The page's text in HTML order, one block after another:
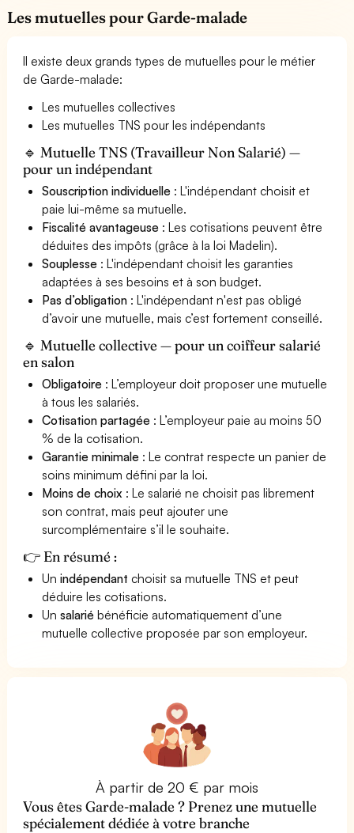
Les mutuelles pour Garde-malade
Il existe deux grands types de mutuelles pour le métier
de Garde-malade:
Les mutuelles collectives
Les mutuelles TNS pour les indépendants
🔹 Mutuelle TNS (Travailleur Non Salarié) —
pour un indépendant
Souscription individuelle : L'indépendant choisit et
paie lui-même sa mutuelle.
Fiscalité avantageuse : Les cotisations peuvent être
déduites des impôts (grâce à la loi Madelin).
Souplesse : L'indépendant choisit les garanties
adaptées à ses besoins et à son budget.
Pas d’obligation : L'indépendant n'est pas obligé
d’avoir une mutuelle, mais c’est fortement conseillé.
🔹 Mutuelle collective — pour un coiffeur salarié
en salon
Obligatoire : L’employeur doit proposer une mutuelle
à tous les salariés.
Cotisation partagée : L’employeur paie au moins 50
% de la cotisation.
Garantie minimale : Le contrat respecte un panier de
soins minimum défini par la loi.
Moins de choix : Le salarié ne choisit pas librement
son contrat, mais peut ajouter une
surcomplémentaire s’il le souhaite.
👉 En résumé :
Unindépendant choisit sa mutuelle TNS et peut
déduire les cotisations.
Unsalarié bénéficie automatiquement d’une
mutuelle collective proposée par son employeur.
À partir de 20 € par mois
Vous êtes Garde-malade ? Prenez une mutuelle
spécialement dédiée à votre branche